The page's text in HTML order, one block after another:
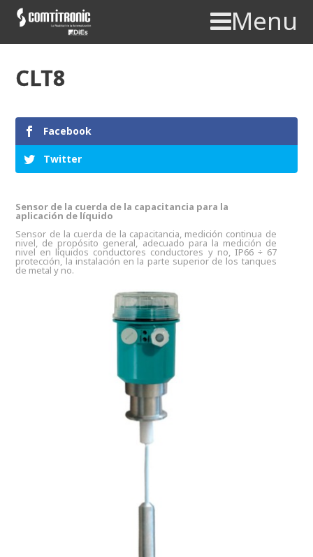
Menu
CLT8
Facebook
Twitter
Sensor de la cuerda de la capacitancia para la
aplicación de líquido
Sensor de la cuerda de la capacitancia, medición continua de
nivel, de propósito general, adecuado para la medición de
nivel en líquidos conductores conductores y no, IP66 ÷ 67
protección, la instalación en la parte superior de los tanques
de metal y no.